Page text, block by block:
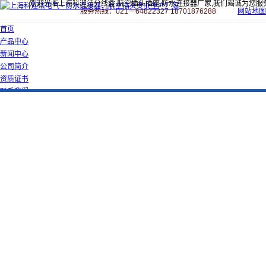
欢迎光临上海科迎法分线盒,航空插头插座,防水连接器厂家,我们竭诚为您服
服务热线：021－64822327 18701876288
网站地图
首页
产品中心
新闻中心
公司简介
资质证书
联系我们